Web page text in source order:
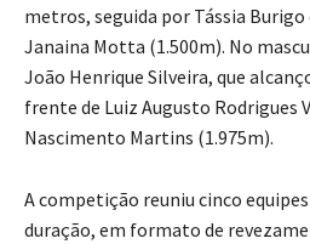
metros, seguida por Tássia Burigo
Janaina Motta (1.500m). No
João Henrique Silveira, que
frente de Luiz Augusto Rodrigues
Nascimento Martins (1.975m).
A competição reuniu cinco
duração, em formato de